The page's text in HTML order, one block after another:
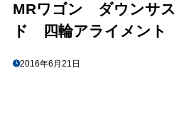
MRワゴン ダウンサス
ド 四輪アライメント
2016年6月21日